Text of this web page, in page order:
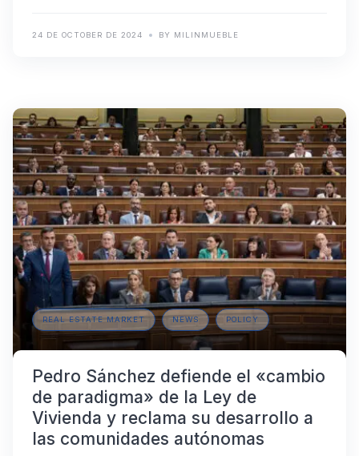
24 DE OCTOBER DE 2024 BY MILINMUEBLE
REAL ESTATE MARKET NEWS POLICY
Pedro Sánchez defiende el «cambio
de paradigma» de la Ley de
Vivienda y reclama su desarrollo a
las comunidades autónomas